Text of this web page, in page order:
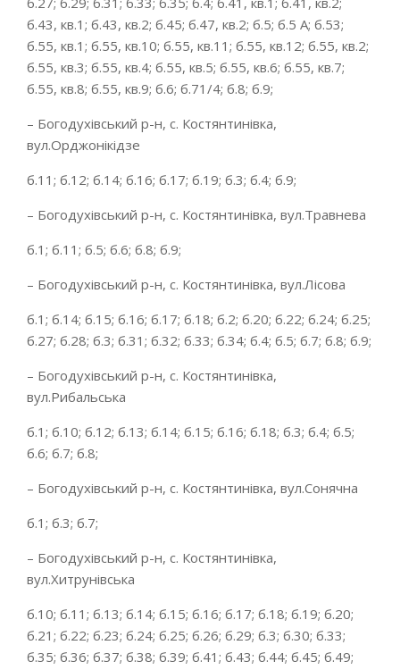
б.43, кв.1; б.43, кв.2; б.45; б.47, кв.2; б.5; б.5 А; б.53;
б.55, кв.1; б.55, кв.10; б.55, кв.11; б.55, кв.12; б.55, кв.2;
б.55, кв.3; б.55, кв.4; б.55, кв.5; б.55, кв.6; б.55, кв.7;
б.55, кв.8; б.55, кв.9; б.6; б.71/4; б.8; б.9;
– Богодухівський р-н, с. Костянтинівка,
вул.Орджонікідзе
б.11; б.12; б.14; б.16; б.17; б.19; б.3; б.4; б.9;
– Богодухівський р-н, с. Костянтинівка, вул.Травнева
б.1; б.11; б.5; б.6; б.8; б.9;
– Богодухівський р-н, с. Костянтинівка, вул.Лісова
б.1; б.14; б.15; б.16; б.17; б.18; б.2; б.20; б.22; б.24; б.25;
б.27; б.28; б.3; б.31; б.32; б.33; б.34; б.4; б.5; б.7; б.8; б.9;
– Богодухівський р-н, с. Костянтинівка,
вул.Рибальська
б.1; б.10; б.12; б.13; б.14; б.15; б.16; б.18; б.3; б.4; б.5;
б.6; б.7; б.8;
– Богодухівський р-н, с. Костянтинівка, вул.Сонячна
б.1; б.3; б.7;
– Богодухівський р-н, с. Костянтинівка,
вул.Хитрунівська
б.10; б.11; б.13; б.14; б.15; б.16; б.17; б.18; б.19; б.20;
б.21; б.22; б.23; б.24; б.25; б.26; б.29; б.3; б.30; б.33;
б.35; б.36; б.37; б.38; б.39; б.41; б.43; б.44; б.45; б.49;